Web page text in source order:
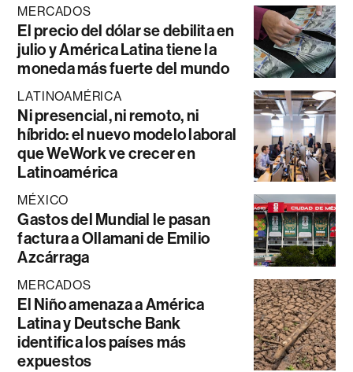
MERCADOS
El precio del dólar se debilita en
julio y América Latina tiene la
moneda más fuerte del mundo
LATINOAMÉRICA
Ni presencial, ni remoto, ni
híbrido: el nuevo modelo laboral
que WeWork ve crecer en
Latinoamérica
MÉXICO
Gastos del Mundial le pasan
factura a Ollamani de Emilio
Azcárraga
MERCADOS
El Niño amenaza a América
Latina y Deutsche Bank
identifica los países más
expuestos